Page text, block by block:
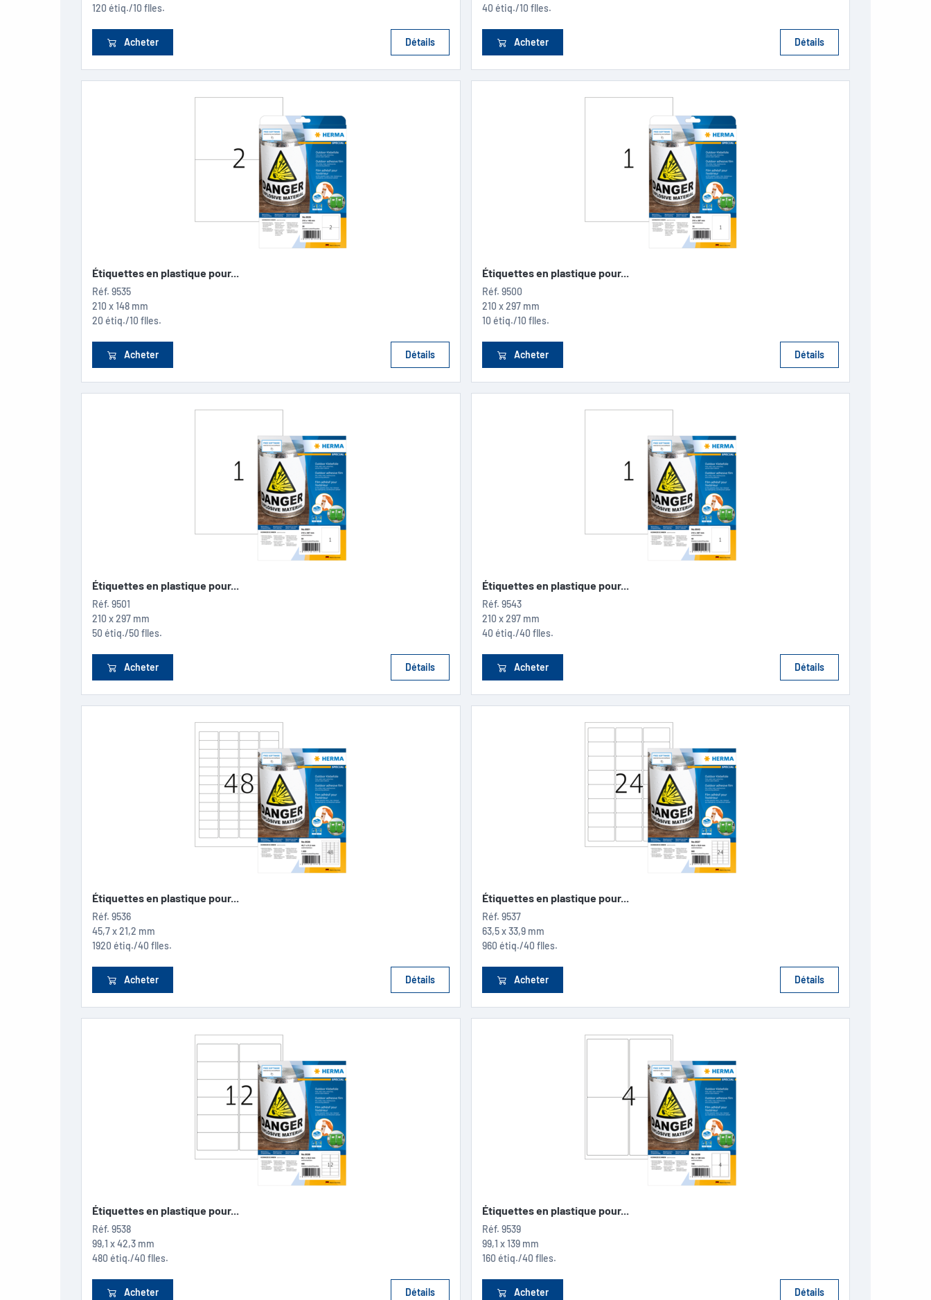
120 étiq./10 flles.
Acheter Détails
40 étiq./10 flles.
Acheter Détails
Étiquettes en plastique pour...
Réf. 9535
210 x 148 mm
20 étiq./10 flles.
Acheter Détails
Étiquettes en plastique pour...
Réf. 9500
210 x 297 mm
10 étiq./10 flles.
Acheter Détails
Étiquettes en plastique pour...
Réf. 9501
210 x 297 mm
50 étiq./50 flles.
Acheter Détails
Étiquettes en plastique pour...
Réf. 9543
210 x 297 mm
40 étiq./40 flles.
Acheter Détails
Étiquettes en plastique pour...
Réf. 9536
45,7 x 21,2 mm
1920 étiq./40 flles.
Acheter Détails
Étiquettes en plastique pour...
Réf. 9537
63,5 x 33,9 mm
960 étiq./40 flles.
Acheter Détails
Étiquettes en plastique pour...
Réf. 9538
99,1 x 42,3 mm
480 étiq./40 flles.
Acheter Détails
Étiquettes en plastique pour...
Réf. 9539
99,1 x 139 mm
160 étiq./40 flles.
Acheter Détails